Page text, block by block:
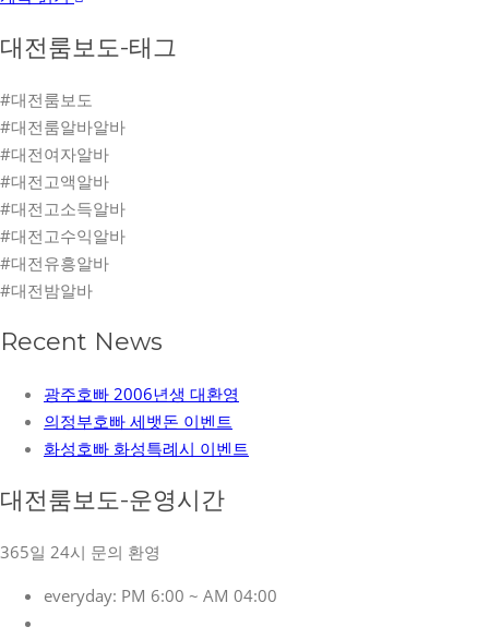
대전룸보도-태그
#대전룸보도
#대전룸알바알바
#대전여자알바
#대전고액알바
#대전고소득알바
#대전고수익알바
#대전유흥알바
#대전밤알바
Recent News
광주호빠 2006년생 대환영
의정부호빠 세뱃돈 이벤트
화성호빠 화성특례시 이벤트
대전룸보도-운영시간
365일 24시 문의 환영
everyday: PM 6:00 ~ AM 04:00